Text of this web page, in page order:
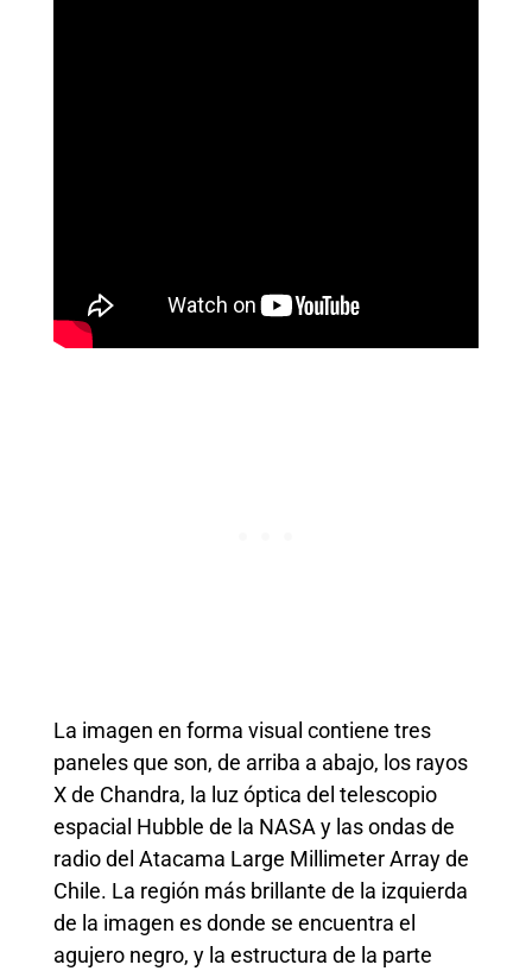
La imagen en forma visual contiene tres
paneles que son, de arriba a abajo, los rayos
X de Chandra, la luz óptica del telescopio
espacial Hubble de la NASA y las ondas de
radio del Atacama Large Millimeter Array de
Chile. La región más brillante de la izquierda
de la imagen es donde se encuentra el
agujero negro, y la estructura de la parte